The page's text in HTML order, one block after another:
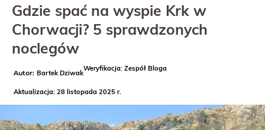
Gdzie spać na wyspie Krk w
Chorwacji? 5 sprawdzonych
noclegów
Bartek Dziwak
Weryfikacja: Zespół Bloga
Aktualizacja: 28 listopada 2025 r.